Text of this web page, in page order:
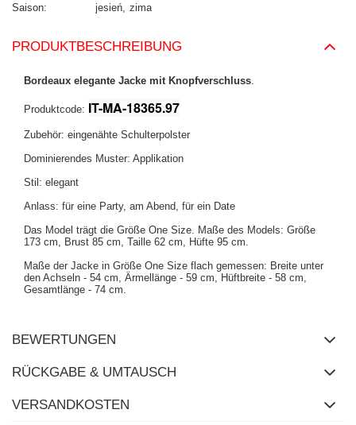
Saison jesień zima
PRODUKTBESCHREIBUNG
Bordeaux elegante Jacke mit Knopfverschluss
Produktcode: IT-MA-18365.97
Zubehör: eingenähte Schulterpolster
Dominierendes Muster: Applikation
Stil: elegant
Anlass: für eine Party, am Abend, für ein Date
Das Model trägt die Größe One Size. Maße des Models: Größe
173 cm, Brust 85 cm, Taille 62 cm, Hüfte 95 cm.
Maße der Jacke in Größe One Size flach gemessen: Breite unter
den Achseln - 54 cm, Ärmellänge - 59 cm, Hüftbreite - 58 cm,
Gesamtlänge - 74 cm.
BEWERTUNGEN
RÜCKGABE & UMTAUSCH
VERSANDKOSTEN